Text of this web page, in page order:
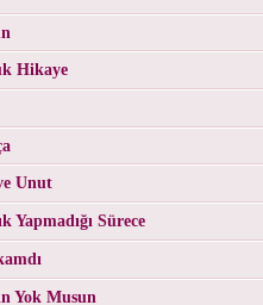
Hikaye
Unut
Yapmadığı Sürece
Yok Musun